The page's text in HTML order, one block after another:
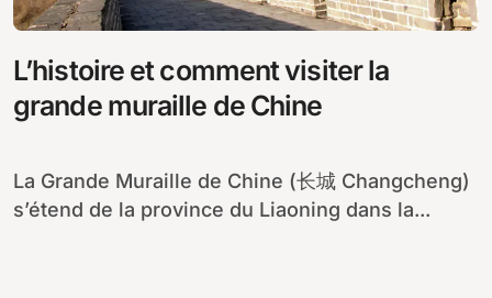
L’histoire et comment visiter la
grande muraille de Chine
La Grande Muraille de Chine (长城 Changcheng)
s’étend de la province du Liaoning dans la...